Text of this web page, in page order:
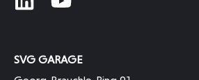
SVG GARAGE